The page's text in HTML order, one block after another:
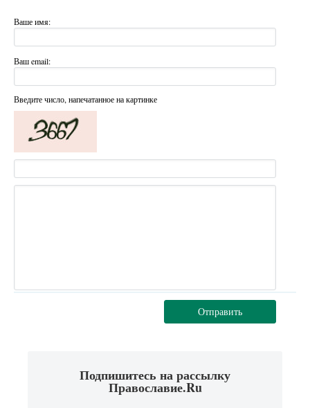
Ваше имя:
Ваш email:
Введите число, напечатанное на картинке
Отправить
Подпишитесь на рассылку
Православие.Ru